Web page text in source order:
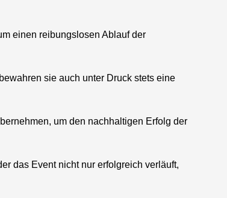
einen reibungslosen Ablauf der
sie auch unter Druck stets eine
um den nachhaltigen Erfolg der
das Event nicht nur erfolgreich verläuft,